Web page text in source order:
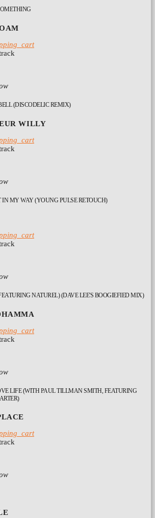
(DISCODELIC REMIX)
WILLY
IN MY WAY (YOUNG PULSE RETOUCH)
NATUREL) (DAVE LEE'S BOOGIEFIED MIX)
LIFE (WITH PAUL TILLMAN SMITH, FEATURING